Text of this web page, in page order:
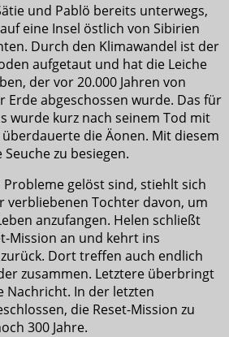
und Pablö bereits unterwegs,
eine Insel östlich von Sibirien
Durch den Klimawandel ist der
aufgetaut und hat die Leiche
der vor 20.000 Jahren von
Erde abgeschossen wurde. Das für
wurde kurz nach seinem Tod mit
die Äonen. Mit diesem
zu besiegen.
gelöst sind, stiehlt sich
verbliebenen Tochter davon, um
anzufangen. Helen schließt
Mission an und kehrt ins
Dort treffen auch endlich
zusammen. Letztere überbringt
Nachricht. In der letzten
die Reset-Mission zu
300 Jahre.